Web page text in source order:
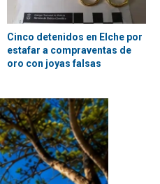
Cinco detenidos en Elche por
estafar a compraventas de
oro con joyas falsas